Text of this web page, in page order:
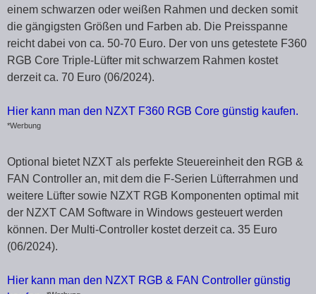
einem schwarzen oder weißen Rahmen und decken somit
die gängigsten Größen und Farben ab. Die Preisspanne
reicht dabei von ca. 50-70 Euro. Der von uns getestete F360
RGB Core Triple-Lüfter mit schwarzem Rahmen kostet
derzeit ca. 70 Euro (06/2024).
Hier kann man den NZXT F360 RGB Core günstig kaufen.
*Werbung
Optional bietet NZXT als perfekte Steuereinheit den RGB &
FAN Controller an, mit dem die F-Serien Lüfterrahmen und
weitere Lüfter sowie NZXT RGB Komponenten optimal mit
der NZXT CAM Software in Windows gesteuert werden
können. Der Multi-Controller kostet derzeit ca. 35 Euro
(06/2024).
Hier kann man den NZXT RGB & FAN Controller günstig